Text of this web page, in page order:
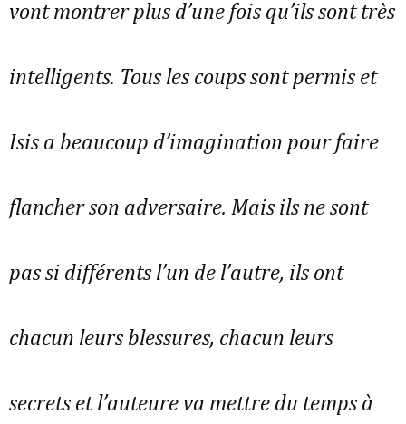
vont montrer plus d’une fois qu’ils sont très
intelligents. Tous les coups sont permis et
Isis a beaucoup d’imagination pour faire
flancher son adversaire. Mais ils ne sont
pas si différents l’un de l’autre, ils ont
chacun leurs blessures, chacun leurs
secrets et l’auteure va mettre du temps à